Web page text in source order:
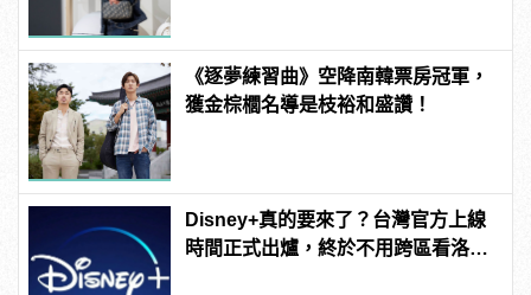
《逐夢練習曲》空降南韓票房冠軍，
獲金棕櫚名導是枝裕和盛讚！
Disney+真的要來了？台灣官方上線
時間正式出爐，終於不用跨區看洛基